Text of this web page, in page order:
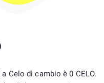
Celo di cambio è 0 CELO.